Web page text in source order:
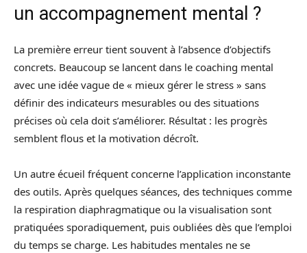
un accompagnement mental ?
La première erreur tient souvent à l’absence d’objectifs
concrets. Beaucoup se lancent dans le coaching mental
avec une idée vague de « mieux gérer le stress » sans
définir des indicateurs mesurables ou des situations
précises où cela doit s’améliorer. Résultat : les progrès
semblent flous et la motivation décroît.
Un autre écueil fréquent concerne l’application inconstante
des outils. Après quelques séances, des techniques comme
la respiration diaphragmatique ou la visualisation sont
pratiquées sporadiquement, puis oubliées dès que l’emploi
du temps se charge. Les habitudes mentales ne se